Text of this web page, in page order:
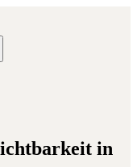
in